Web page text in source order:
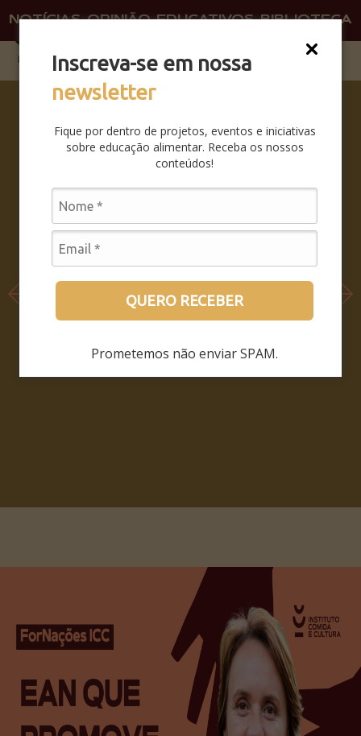
Inscreva-se em nossa
newsletter
Fique por dentro de projetos, eventos e iniciativas
sobre educação alimentar. Receba os nossos
conteúdos!
QUERO RECEBER
Prometemos não enviar SPAM.
NOTÍCIAS OPINIÃO EDUCATIVOS BIBLIOTECA
SABERES
DA BOCA
PRA
SAIBA
COMO
FOI O
SEMINÁRI
LEIA MAIS